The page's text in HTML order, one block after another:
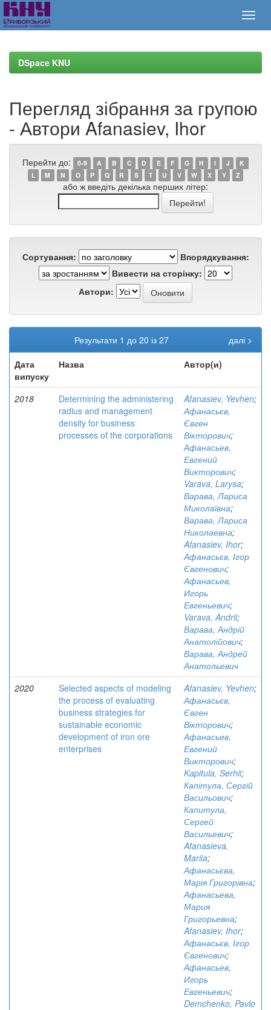
navigationDSpace KNU
Перегляд зібрання за групою
- Автори Afanasiev, Ihor
Перейти до: 0-9 A B C D E F G H I J
K
L
M N O P Q R S T U V W X Y Z
або ж введіть декілька перших літер:
Сортування:
Впорядкування:
Вивести на сторінку:
Автори:
Результати 1 до 20 із 27
далі >
Дата
випуску
Назва Автор(и)
2018
Determining the administering
radius and management
density for business
processes of the corporations
Afanasiev, Yevhen;
Афанасьєв,
Євген
Вікторович;
Афанасьев,
Евгений
Викторович;
Varava, Larysa;
Варава, Лариса
Миколаївна;
Варава, Лариса
Николаевна;
Afanasiev, Ihor;
Афанасьєв, Ігор
Євгенович;
Афанасьев,
Игорь
Евгеньевич;
Varava, Andrii;
Варава, Андрій
Анатолійович;
Варава, Андрей
Анатольевич
2020
Selected aspects of modeling
the process of evaluating
business strategies for
sustainable economic
development of iron ore
enterprises
Afanasiev, Yevhen;
Афанасьєв,
Євген
Вікторович;
Афанасьев,
Евгений
Викторович;
Kapitula, Serhii;
Капітула, Сергій
Васильович;
Капитула,
Сергей
Васильевич;
Afanasieva,
Mariia;
Афанасьєва,
Марія Григорівна;
Афанасьева,
Мария
Григорьевна;
Afanasiev, Ihor;
Афанасьєв, Ігор
Євгенович;
Афанасьев,
Игорь
Евгеньевич;
Demchenko, Pavlo